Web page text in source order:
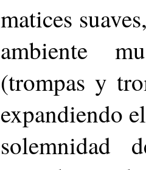
matices
ambiente
(trompas y
expandiendo
solemnidad